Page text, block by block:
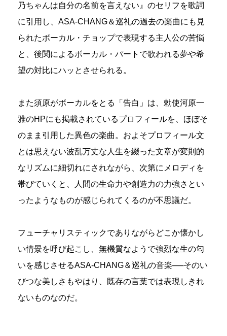
乃ちゃんは自分の名前を言えない』のセリフを歌詞
に引用し、ASA-CHANG＆巡礼の過去の楽曲にも見
られたボーカル・チョップで表現する主人公の苦悩
と、後関によるボーカル・パートで歌われる夢や希
望の対比にハッとさせられる。
また須原がボーカルをとる「告白」は、勅使河原一
雅のHPにも掲載されているプロフィールを、ほぼそ
のまま引用した異色の楽曲。およそプロフィール文
とは思えない波乱万丈な人生を綴った文章が変則的
なリズムに細切れにされながら、次第にメロディを
帯びていくと、人間の生命力や創造力の力強さとい
ったようなものが感じられてくるのが不思議だ。
フューチャリスティックでありながらどこか懐かし
い情景を呼び起こし、無機質なようで強烈な生の匂
いを感じさせるASA-CHANG＆巡礼の音楽──そのい
びつな美しさもやはり、既存の言葉では表現しきれ
ないものなのだ。